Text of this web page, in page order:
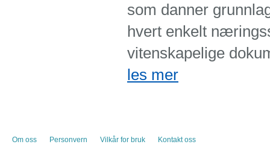
som danner
hvert enkelt
vitenskapelige
les mer
Om oss Personvern Vilkår for bruk Kontakt oss